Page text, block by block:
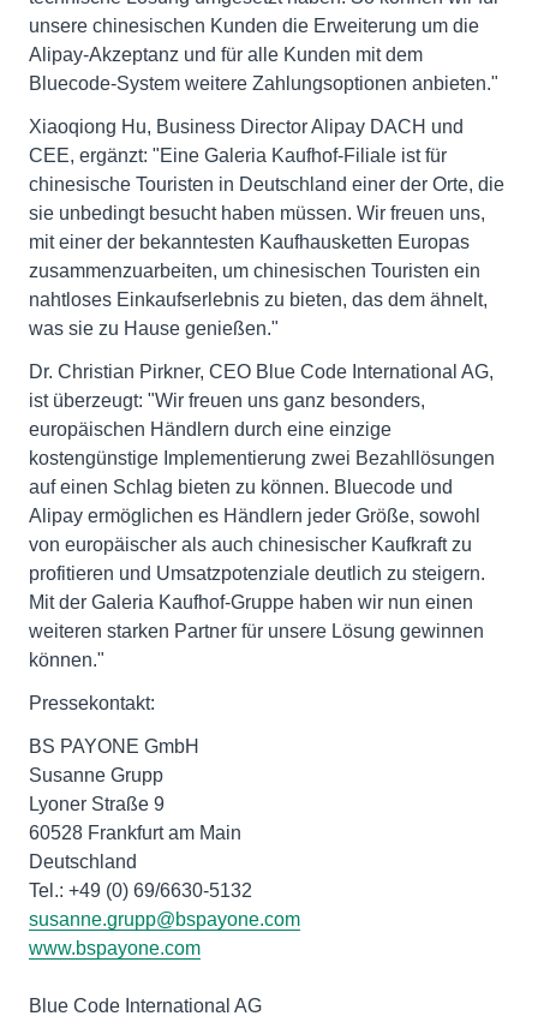
unsere chinesischen Kunden die Erweiterung um die
Alipay-Akzeptanz und für alle Kunden mit dem
Bluecode-System weitere Zahlungsoptionen anbieten."
Xiaoqiong Hu, Business Director Alipay DACH und
CEE, ergänzt: "Eine Galeria Kaufhof-Filiale ist für
chinesische Touristen in Deutschland einer der Orte, die
sie unbedingt besucht haben müssen. Wir freuen uns,
mit einer der bekanntesten Kaufhausketten Europas
zusammenzuarbeiten, um chinesischen Touristen ein
nahtloses Einkaufserlebnis zu bieten, das dem ähnelt,
was sie zu Hause genießen."
Dr. Christian Pirkner, CEO Blue Code International AG,
ist überzeugt: "Wir freuen uns ganz besonders,
europäischen Händlern durch eine einzige
kostengünstige Implementierung zwei Bezahllösungen
auf einen Schlag bieten zu können. Bluecode und
Alipay ermöglichen es Händlern jeder Größe, sowohl
von europäischer als auch chinesischer Kaufkraft zu
profitieren und Umsatzpotenziale deutlich zu steigern.
Mit der Galeria Kaufhof-Gruppe haben wir nun einen
weiteren starken Partner für unsere Lösung gewinnen
können."
Pressekontakt:
BS PAYONE GmbH
Susanne Grupp
Lyoner Straße 9
60528 Frankfurt am Main
Deutschland
Tel.: +49 (0) 69/6630-5132
susanne.grupp@bspayone.com
www.bspayone.com
Blue Code International AG